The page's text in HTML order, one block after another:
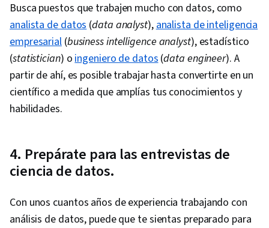
Busca puestos que trabajen mucho con datos, como
analista de datos(data analyst),analista de inteligencia
empresarial(business intelligence analyst), estadístico
(statistician) oingeniero de datos(data engineer). A
partir de ahí, es posible trabajar hasta convertirte en un
científico a medida que amplías tus conocimientos y
habilidades.
4. Prepárate para las entrevistas de
ciencia de datos.
Con unos cuantos años de experiencia trabajando con
análisis de datos, puede que te sientas preparado para